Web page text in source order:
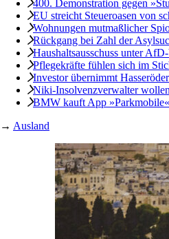
400. Demonstration gegen
EU streicht Steueroasen von
Wohnungen mutmaßlicher
Rückgang bei Zahl der
Haushaltsausschuss unter
Pflegekräfte fühlen sich im
Investor übernimmt
Niki-Insolvenzverwalter
BMW kauft App »Parkmobile«
→ Ausland